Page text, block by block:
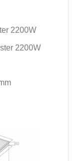
2200W
2200W